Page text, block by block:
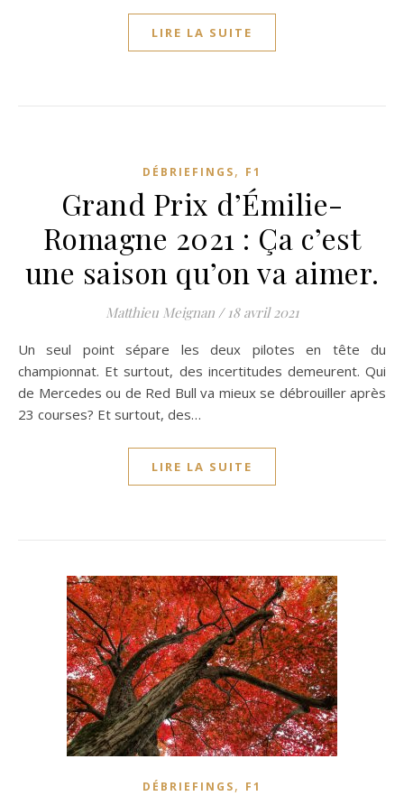
LIRE LA SUITE
DÉBRIEFINGS, F1
Grand Prix d’Émilie-
Romagne 2021 : Ça c’est
une saison qu’on va aimer.
Matthieu Meignan / 18 avril 2021
Un seul point sépare les deux pilotes en tête du
championnat. Et surtout, des incertitudes demeurent. Qui
de Mercedes ou de Red Bull va mieux se débrouiller après
23 courses? Et surtout, des…
LIRE LA SUITE
DÉBRIEFINGS, F1